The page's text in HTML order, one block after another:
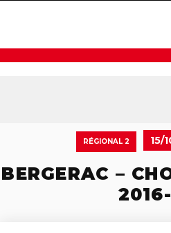
RÉGIONAL 2 15/
BERGERAC –